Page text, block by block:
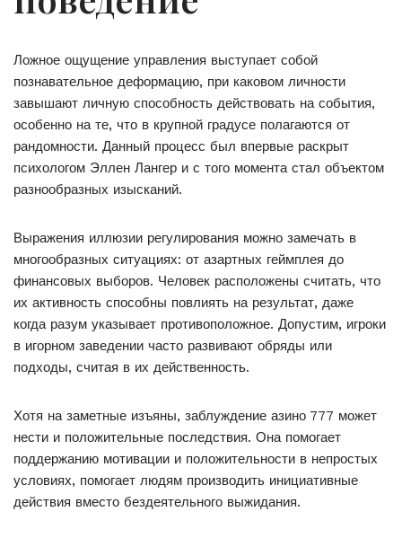
Ложное ощущение управления выступает собой
познавательное деформацию, при каковом личности
завышают личную способность действовать на события,
особенно на те, что в крупной градусе полагаются от
рандомности. Данный процесс был впервые раскрыт
психологом Эллен Лангер и с того момента стал объектом
разнообразных изысканий.
Выражения иллюзии регулирования можно замечать в
многообразных ситуациях: от азартных геймплея до
финансовых выборов. Человек расположены считать, что
их активность способны повлиять на результат, даже
когда разум указывает противоположное. Допустим, игроки
в игорном заведении часто развивают обряды или
подходы, считая в их действенность.
Хотя на заметные изъяны, заблуждение азино 777 может
нести и положительные последствия. Она помогает
поддержанию мотивации и положительности в непростых
условиях, помогает людям производить инициативные
действия вместо бездеятельного выжидания.